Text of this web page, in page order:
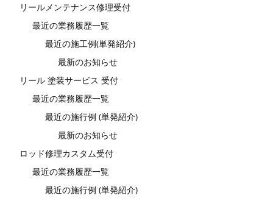
リールメンテナンス修理受付
最近の業務履歴一覧
最近の施工例(単発紹介)
最新のお知らせ
リール 塗装サービス 受付
最近の業務履歴一覧
最近の施行例 (単発紹介)
最新のお知らせ
ロッド修理カスタム受付
最近の業務履歴一覧
最近の施行例 (単発紹介)